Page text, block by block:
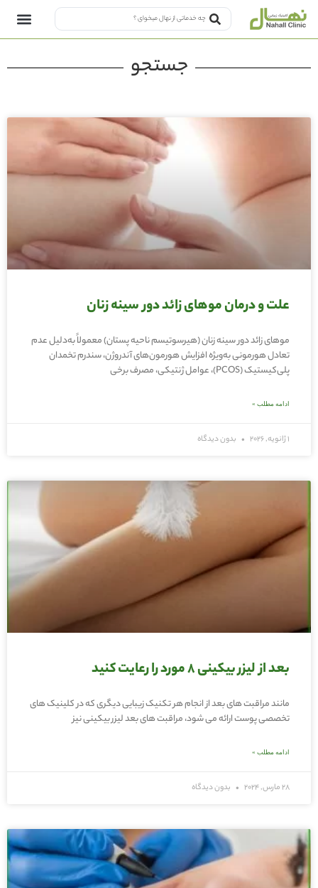
جستجو
علت و درمان موهای زائد دور سینه زنان
موهای زائد دور سینه زنان (هیرسوتیسم ناحیه پستان) معمولاً به‌دلیل عدم
تعادل هورمونی به‌ویژه افزایش هورمون‌های آندروژن، سندرم تخمدان
پلی‌کیستیک (PCOS)، عوامل ژنتیکی، مصرف برخی
ادامه مطلب »
1 ژانویه, 2026 بدون دیدگاه
بعد از لیزر بیکینی ۸ مورد را رعایت کنید
مانند مراقبت‌ های بعد از انجام هر تکنیک زیبایی دیگری که در کلینیک‌ های
تخصصی پوست ارائه می‌ شود، مراقبت های بعد لیزر بیکینی نیز
ادامه مطلب »
28 مارس, 2024 بدون دیدگاه